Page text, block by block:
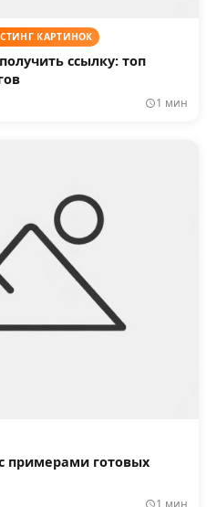
КАРТИНОК
ссылку: топ
1 мин
примерами готовых